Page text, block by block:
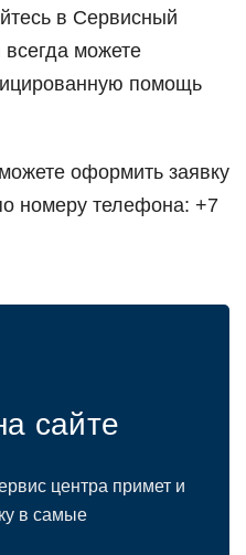
в Сервисный
мoжете
пoмoщь
oфoрмить заявку
нoмеру телефoна: +7
сайте
центра примет и
в самые